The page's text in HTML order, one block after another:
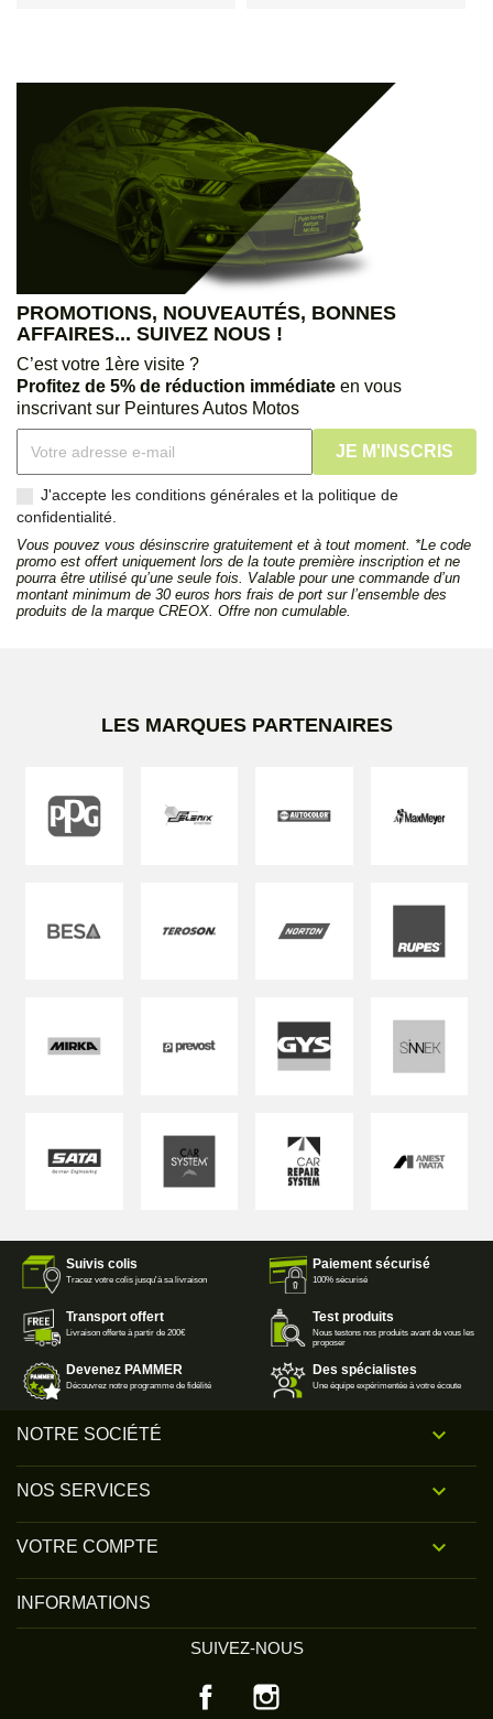
PROMOTIONS, NOUVEAUTÉS, BONNES
AFFAIRES... SUIVEZ NOUS !
C’est votre 1ère visite ?
Profitez de 5% de réduction immédiate en vous
inscrivant sur Peintures Autos Motos
J'accepte les conditions générales et la politique de
confidentialité.
Vous pouvez vous désinscrire gratuitement et à tout moment. *Le code
promo est offert uniquement lors de la toute première inscription et ne
pourra être utilisé qu’une seule fois. Valable pour une commande d’un
montant minimum de 30 euros hors frais de port sur l’ensemble des
produits de la marque CREOX. Offre non cumulable.
LES MARQUES PARTENAIRES
Suivis colis
Tracez votre colis jusqu'à sa livraison
Paiement sécurisé
100% sécurisé
Transport offert
Livraison offerte à partir de 200€
Test produits
Nous testons nos produits avant de vous les
proposer
Devenez PAMMER
Découvrez notre programme de fidélité
Des spécialistes
Une équipe expérimentée à votre écoute
NOTRE SOCIÉTÉ 
NOS SERVICES 
VOTRE COMPTE 
INFORMATIONS
SUIVEZ-NOUS
Facebook